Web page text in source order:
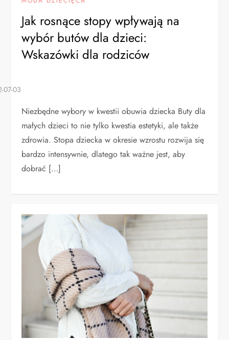
Jak rosnące stopy wpływają na
wybór butów dla dzieci:
Wskazówki dla rodziców
Niezbędne wybory w kwestii obuwia dziecka Buty dla
małych dzieci to nie tylko kwestia estetyki, ale także
zdrowia. Stopa dziecka w okresie wzrostu rozwija się
bardzo intensywnie, dlatego tak ważne jest, aby
dobrać […]